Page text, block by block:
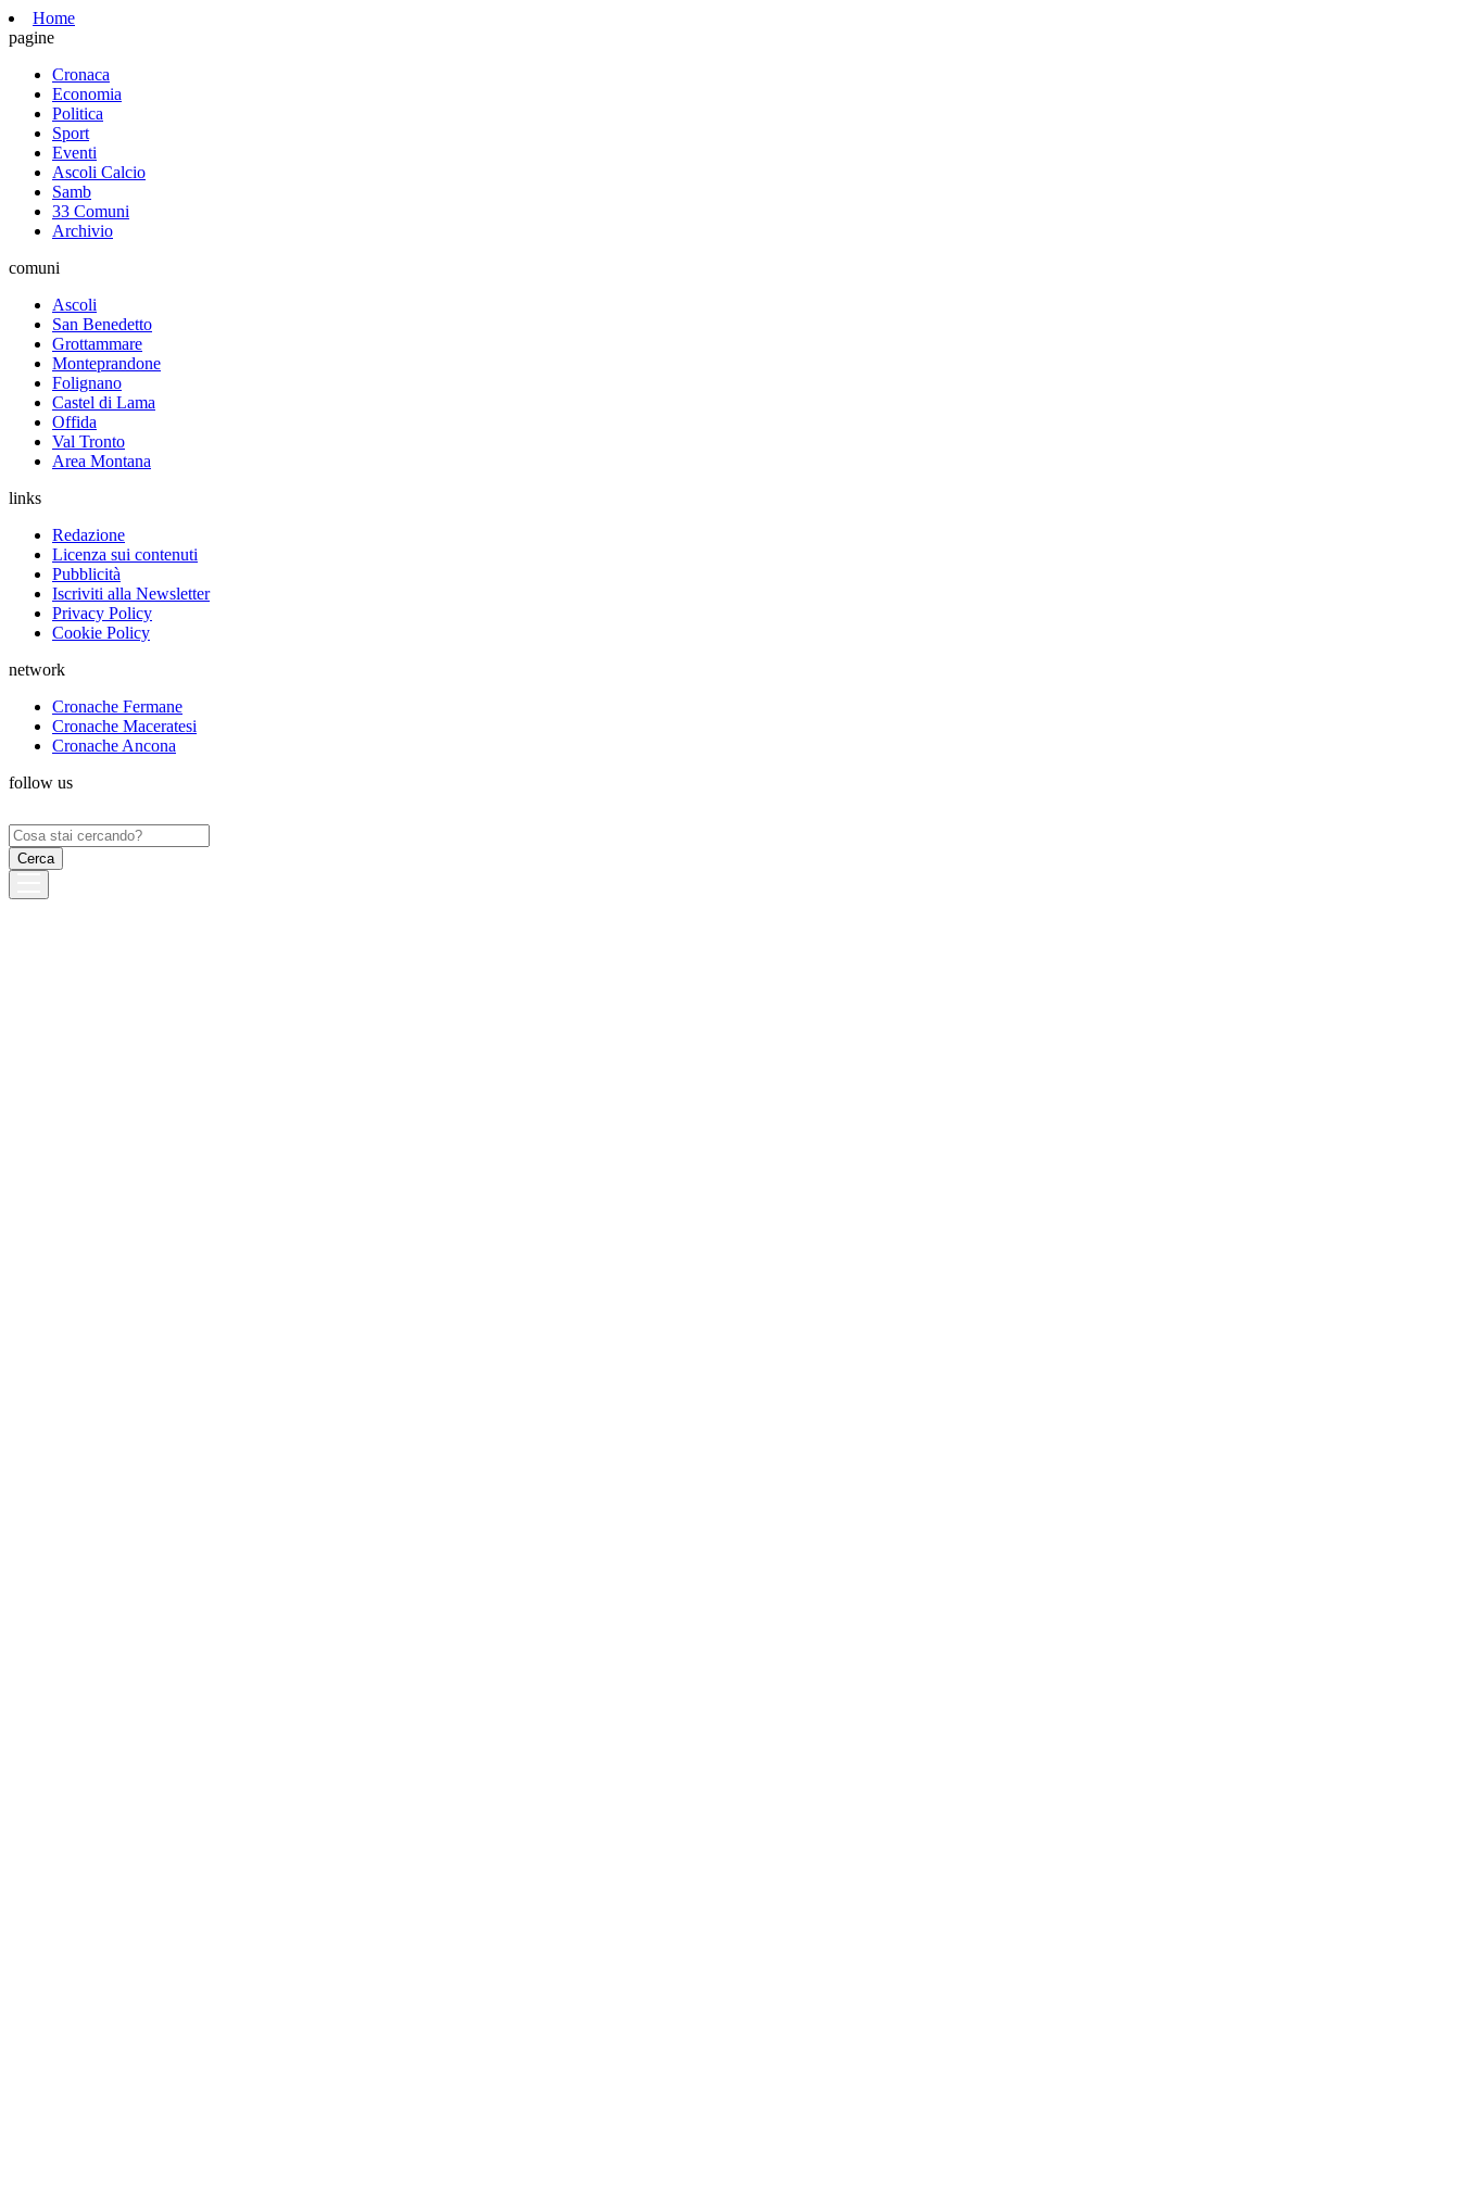
Home
pagine
Cronaca
Economia
Politica
Sport
Eventi
Ascoli Calcio
Samb
33 Comuni
Archivio
comuni
Ascoli
San Benedetto
Grottammare
Monteprandone
Folignano
Castel di Lama
Offida
Val Tronto
Area Montana
links
Redazione
Licenza sui contenuti
Pubblicità
Iscriviti alla Newsletter
Privacy Policy
Cookie Policy
network
Cronache Fermane
Cronache Maceratesi
Cronache Ancona
follow us
Ricerca
per: